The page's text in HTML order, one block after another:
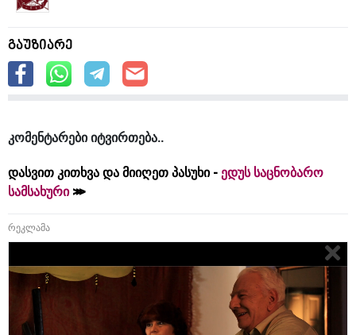
გაუზიარე
კომენტარები იტვირთება
დასვით კითხვა და მიიღეთ პასუხი - ედუს საცნობარო
სამსახური
რეკლამა